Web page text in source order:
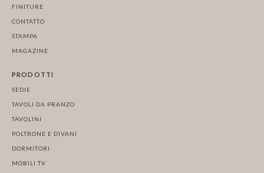
FINITURE
CONTATTO
STAMPA
MAGAZINE
PRODOTTI
SEDIE
TAVOLI DA PRANZO
TAVOLINI
POLTRONE E DIVANI
DORMITORI
MOBILI TV